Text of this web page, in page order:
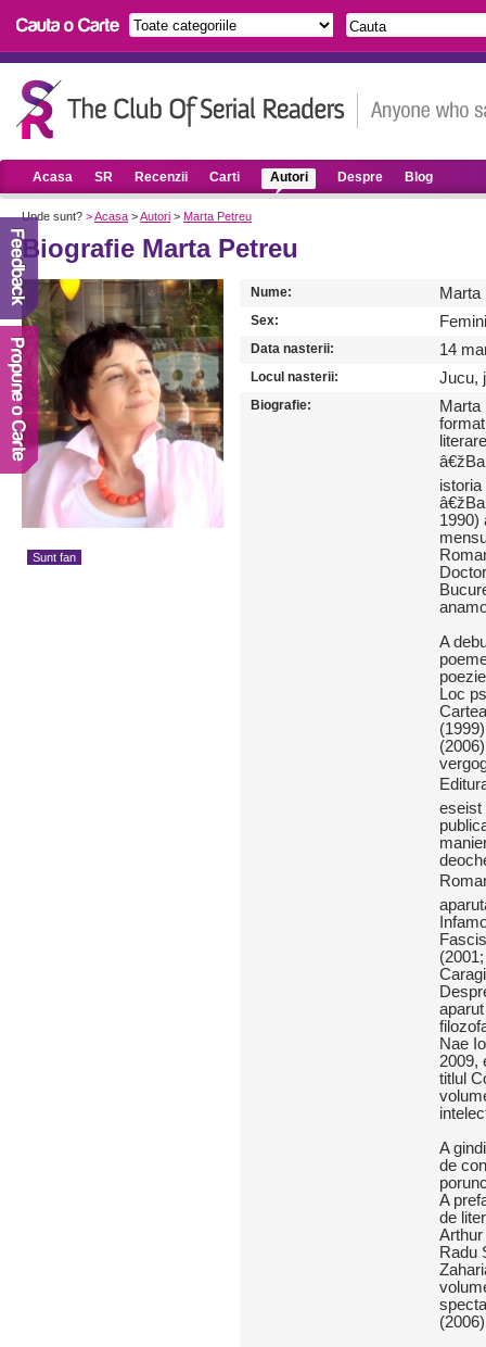
Acasa SR Recenzii Carti Autori Despre Blog
Unde sunt? >Acasa >Autori > Marta Petreu
Biografie Marta Petreu
Sunt fan
Nume: Marta
Sex:
Data nasterii: 14
Locul nasterii: Jucu,
Biografie:
Marta
1990)
A
Loc
eseist
Nae
2009,
titlul
A
de
A
de
Radu